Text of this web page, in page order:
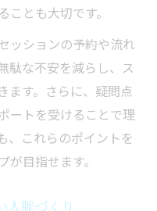
とも大切です。
ッションの予約や流れ
駄な不安を減らし、ス
ます。さらに、疑問点
ートを受けることで理
、これらのポイントを
目指せます。
人脈づくり